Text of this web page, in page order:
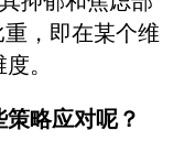
，即在某个维
。
略应对呢？